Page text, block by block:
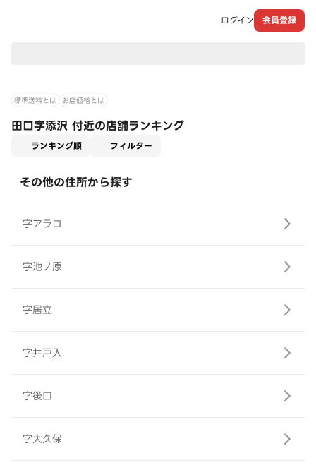
ログイン 会員登録
標準送料とは お店価格とは
田口字添沢 付近の店舗ランキング
ランキング順 フィルター
その他の住所から探す
字アラコ
字池ノ原
字居立
字井戸入
字後口
字大久保